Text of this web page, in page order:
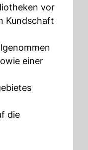
vor
Kundschaft
einer
die